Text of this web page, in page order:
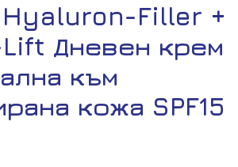
Filler +
Дневен крем
към
кожа SPF15